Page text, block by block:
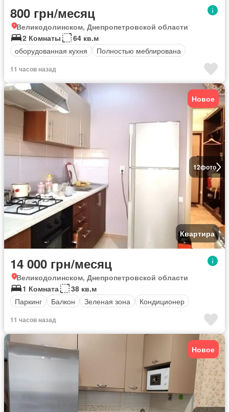
800 грн/месяц
Великодолинском, Днепропетровской области
2 Комнаты
64 кв.м
оборудованная кухня
Полностью меблирована
11 часов назад
12фото
Новое
Квартира
14 000 грн/месяц
Великодолинском, Днепропетровской области
1 Комната
38 кв.м
Паркинг
Балкон Зеленая зона Кондиционер
11 часов назад
Новое